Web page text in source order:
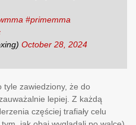
#primemma
October 28, 2024
tyle zawiedziony, że do
lepiej. Z każdą
częściej trafiały celu